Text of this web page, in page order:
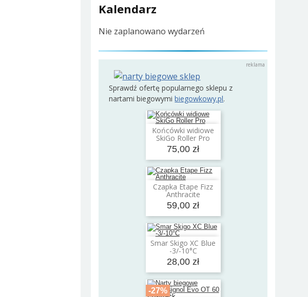
Kalendarz
Nie zaplanowano wydarzeń
Sprawdź ofertę popularnego sklepu z
nartami biegowymibiegowkowy.pl.
Końcówki widiowe
SkiGo Roller Pro
75,00 zł
Dodaj do koszyka
Czapka Etape Fizz
Anthracite
59,00 zł
Dodaj do koszyka
Smar Skigo XC Blue
-3/-10°C
28,00 zł
Dodaj do koszyka
-27%